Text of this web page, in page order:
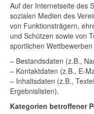
Auf der Internetseite des
sozialen Medien des
von Funktionsträgern,
und Schützen sowie von
sportlichen
– Bestandsdaten (z.B.,
– Kontaktdaten (z.B., E-
– Inhaltsdaten (z.B.,
Ergebnislisten).
Kategorien betroffener